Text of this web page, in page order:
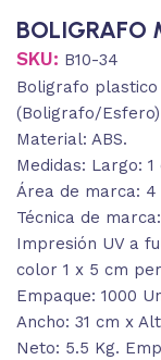
BOLIGRAFO
SKU: B10-34
Boligrafo
(Boligrafo/Esfero)
Material: ABS.
Medidas: Largo:
Área de marca: 4
Técnica de
Impresión UV a
color 1 x 5 cm
Empaque: 1000
Ancho: 31 cm x
Neto: 5.5 Kg.